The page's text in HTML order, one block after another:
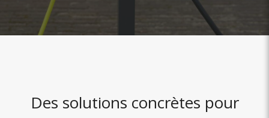
Des solutions concrètes pour